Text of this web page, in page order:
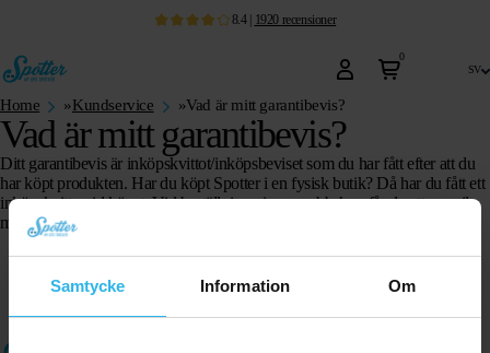
Samtycke Information Om
8.4| 1920 recensioner
0
sv
Home »Kundservice »Vad är mitt garantibevis?
Vad är mitt garantibevis?
Ditt garantibevis är inköpskvittot/inköpsbeviset som du har fått efter att du
har köpt produkten. Har du köpt Spotter i en fysisk butik? Då har du fått ett
inköpskvitto vid köpet. Vid beställning via en webbshop får du ett e-mail
med inköpsbeviset.